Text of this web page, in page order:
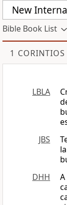
New
Bible Book List
1
LBLA
JBS
DHH